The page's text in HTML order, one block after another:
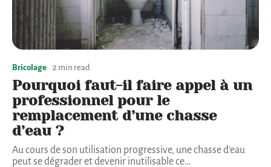
Bricolage 2 min read
Pourquoi faut-il faire appel à un
professionnel pour le
remplacement d’une chasse
d’eau ?
Au cours de son utilisation progressive, une chasse d’eau
peut se dégrader et devenir inutilisable ce…